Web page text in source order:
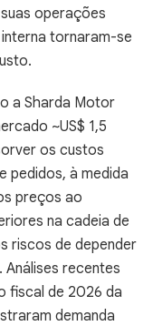
operações
tornaram-se
a Sharda Motor
~US$ 1,5
os custos
pedidos, à medida
preços ao
na cadeia de
riscos de depender
recentes
fiscal de 2026 da
demanda